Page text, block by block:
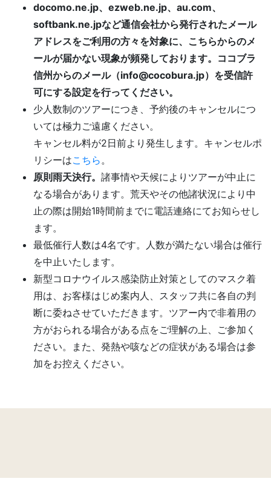
docomo.ne.jp、ezweb.ne.jp、au.com、
softbank.ne.jpなど通信会社から発行されたメール
アドレスをご利用の方々を対象に、こちらからのメ
ールが届かない現象が頻発しております。ココブラ
信州からのメール（info@cocobura.jp）を受信許
可にする設定を行ってください。
少人数制のツアーにつき、予約後のキャンセルにつ
いては極力ご遠慮ください。
キャンセル料が2日前より発生します。キャンセルポ
リシーはこちら 。
原則雨天決行。 諸事情や天候によりツアーが中止に
なる場合があります。荒天やその他諸状況により中
止の際は開始1時間前までに電話連絡にてお知らせし
ます。
最低催行人数は4名です。人数が満たない場合は催行
を中止いたします。
新型コロナウイルス感染防止対策としてのマスク着
用は、お客様はじめ案内人、スタッフ共に各自の判
断に委ねさせていただきます。ツアー内で非着用の
方がおられる場合がある点をご理解の上、ご参加く
ださい。また、発熱や咳などの症状がある場合は参
加をお控えください。